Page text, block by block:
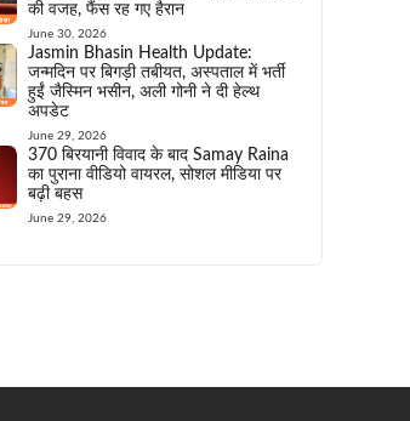
की वजह, फैंस रह गए हैरान
June 30, 2026
Jasmin Bhasin Health Update:
जन्मदिन पर बिगड़ी तबीयत, अस्पताल में भर्ती
हुईं जैस्मिन भसीन, अली गोनी ने दी हेल्थ
अपडेट
June 29, 2026
370 बिरयानी विवाद के बाद Samay Raina
का पुराना वीडियो वायरल, सोशल मीडिया पर
बढ़ी बहस
June 29, 2026